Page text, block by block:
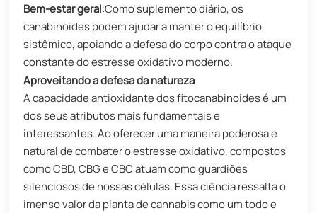
Bem-estar geral:​​Como suplemento diário, os
canabinoides podem ajudar a manter o equilíbrio
sistêmico, apoiando a defesa do corpo contra o ataque
constante do estresse oxidativo moderno.
Aproveitando a defesa da natureza
A capacidade antioxidante dos fitocanabinoides é um
dos seus atributos mais fundamentais e
interessantes. Ao oferecer uma maneira poderosa e
natural de combater o estresse oxidativo, compostos
como CBD, CBG e CBC atuam como guardiões
silenciosos de nossas células. Essa ciência ressalta o
imenso valor da planta de cannabis como um todo e